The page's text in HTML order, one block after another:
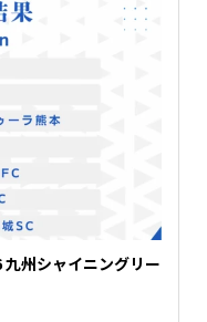
州シャイニングリー